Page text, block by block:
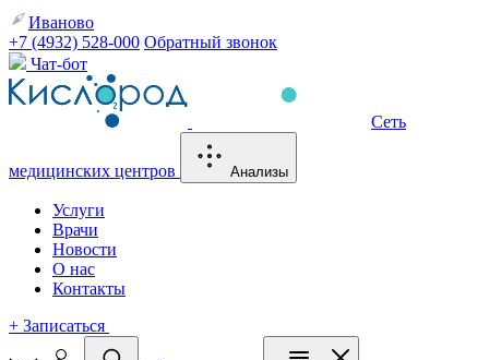
Иваново
+7 (4932) 528-000 Обратный звонок
Чат-бот
Сеть
медицинских центров Анализы
Услуги
Врачи
Новости
О нас
Контакты
+ Записаться